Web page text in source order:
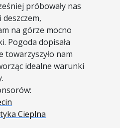
próbowały nas
na górze mocno
Pogoda dopisała
towarzyszyło nam
idealne warunki
Cieplna